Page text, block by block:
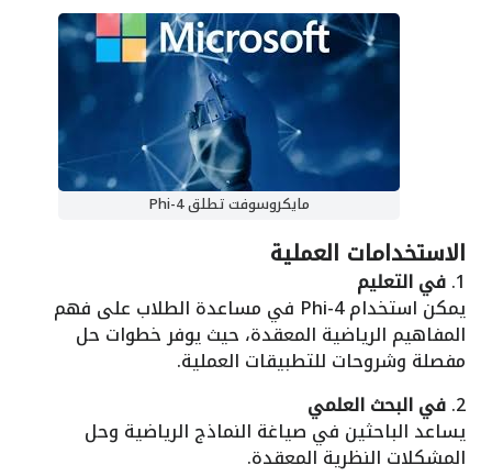
مايكروسوفت تطلق Phi-4
الاستخدامات العملية
1. في التعليم
يمكن استخدام Phi-4 في مساعدة الطلاب على فهم
المفاهيم الرياضية المعقدة، حيث يوفر خطوات حل
مفصلة وشروحات للتطبيقات العملية.
2. في البحث العلمي
يساعد الباحثين في صياغة النماذج الرياضية وحل
المشكلات النظرية المعقدة.